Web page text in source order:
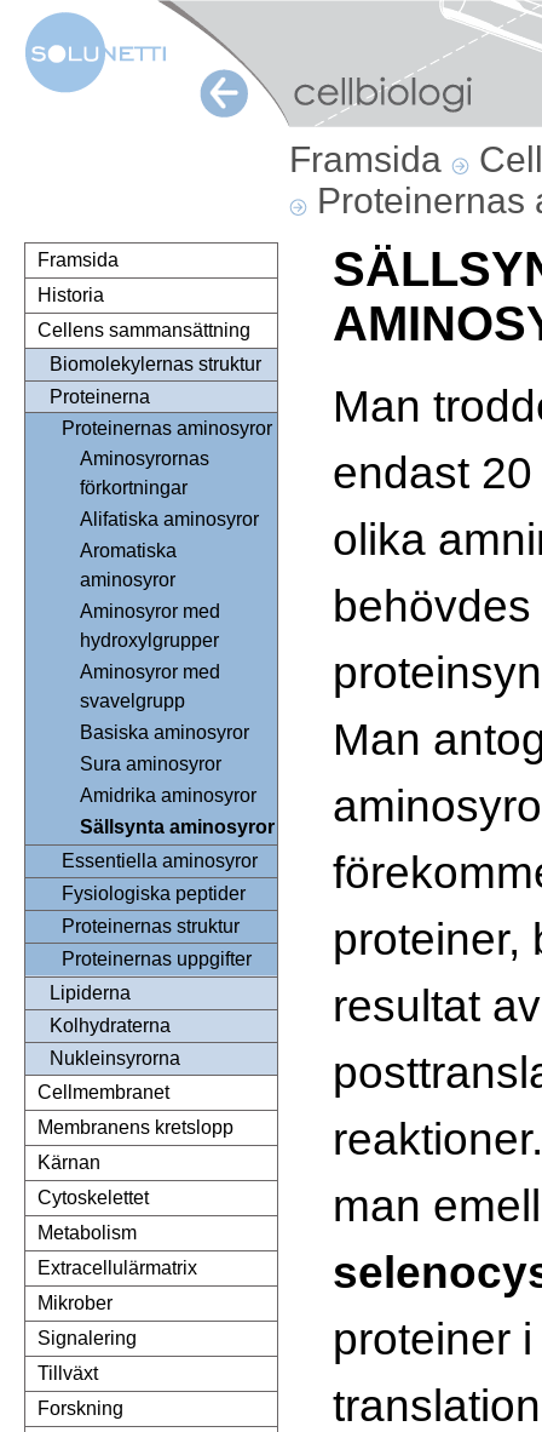
Framsida
Framsida
Historia
Cellens sammansättning
Biomolekylernas struktur
Proteinerna
Proteinernas aminosyror
Aminosyrornas
förkortningar
Alifatiska aminosyror
Aromatiska
aminosyror
Aminosyror med
hydroxylgrupper
Aminosyror med
svavelgrupp
Basiska aminosyror
Sura aminosyror
Amidrika aminosyror
Sällsynta aminosyror
Essentiella aminosyror
Fysiologiska peptider
Proteinernas struktur
Proteinernas uppgifter
Lipiderna
Kolhydraterna
Nukleinsyrorna
Cellmembranet
Membranens kretslopp
Kärnan
Cytoskelettet
Metabolism
Extracellulärmatrix
Mikrober
Signalering
Tillväxt
Forskning
Man
endast 20
olika
behövdes
Man
proteiner,
resultat av
man
proteiner